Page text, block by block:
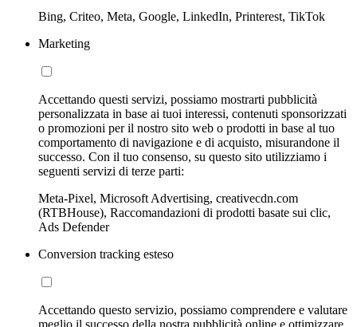
Bing, Criteo, Meta, Google, LinkedIn, Printerest, TikTok
Marketing
Accettando questi servizi, possiamo mostrarti pubblicità
personalizzata in base ai tuoi interessi, contenuti sponsorizzati
o promozioni per il nostro sito web o prodotti in base al tuo
comportamento di navigazione e di acquisto, misurandone il
successo. Con il tuo consenso, su questo sito utilizziamo i
seguenti servizi di terze parti:
Meta-Pixel, Microsoft Advertising, creativecdn.com
(RTBHouse), Raccomandazioni di prodotti basate sui clic,
Ads Defender
Conversion tracking esteso
Accettando questo servizio, possiamo comprendere e valutare
meglio il successo della nostra pubblicità online e ottimizzare